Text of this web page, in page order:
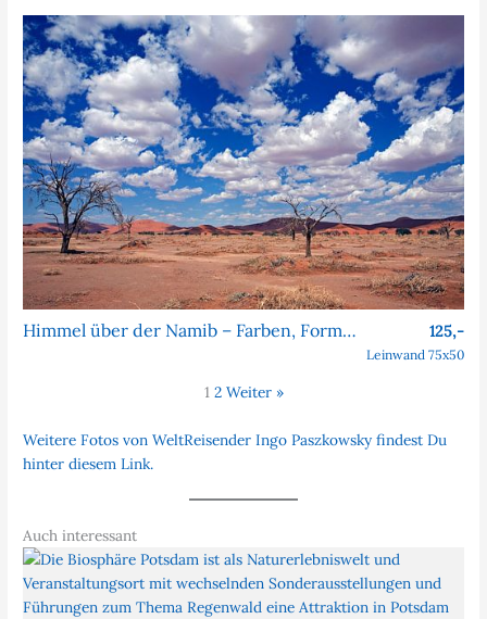
Himmel über der Namib – Farben, Formen, Faszination 125,-
Leinwand 75x50
1 2 Weiter »
Weitere Fotos von WeltReisender Ingo Paszkowsky findest Du
hinter diesem Link.
Auch interessant